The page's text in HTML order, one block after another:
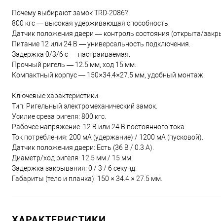
Почему выбирают замок TRD-2086?
800 кгс — высокая удерживающая способность.
Датчик положения двери — контроль состояния (открыта/
Питание 12 или 24 В — универсальность подключения.
Задержка 0/3/6 с — настраиваемая.
Прочный ригель — 12.5 мм, ход 15 мм.
Компактный корпус — 150×34.4×27.5 мм, удобный монтаж.
Ключевые характеристики:
Тип: Ригельный электромеханический замок.
Усилие среза ригеля: 800 кгс.
Рабочее напряжение: 12 В или 24 В постоянного тока.
Ток потребления: 200 мА (удержание) / 1200 мА (пусковой).
Датчик положения двери: Есть (36 В / 0.3 А).
Диаметр/ход ригеля: 12.5 мм / 15 мм.
Задержка закрывания: 0 / 3 / 6 секунд.
Габариты (тело и планка): 150 × 34.4 × 27.5 мм.